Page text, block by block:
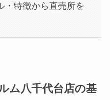
・特徴から直売所を
ム八千代台店の基